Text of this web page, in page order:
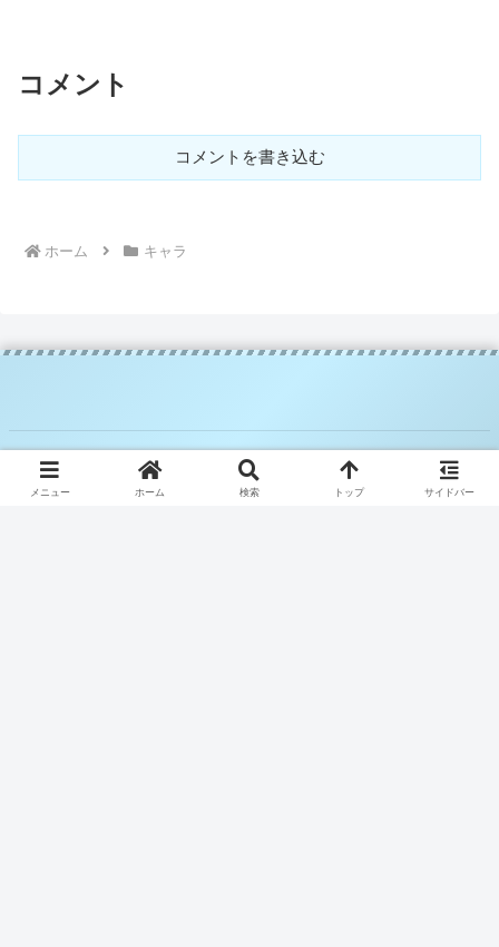
コメント
コメントを書き込む
ホーム キャラ
© 2025 騎空士ブルーの攻略日記.
メニュー ホーム 検索 トップ サイドバー